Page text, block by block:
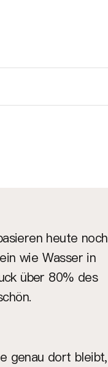
heute noch
wie Wasser in
über 80% des
genau dort bleibt,